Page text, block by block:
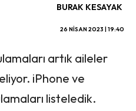
BURAK KESAYAK
26 NISAN 2023 | 19:40
artık aileler
iPhone ve
listeledik.